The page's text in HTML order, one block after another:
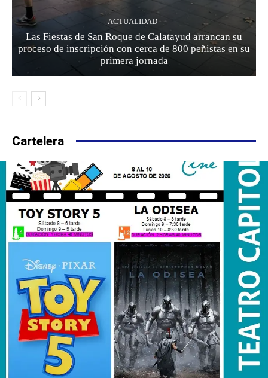
ACTUALIDAD
Las Fiestas de San Roque de Calatayud arrancan su
proceso de inscripción con cerca de 800 peñistas en su
primera jornada
Cartelera